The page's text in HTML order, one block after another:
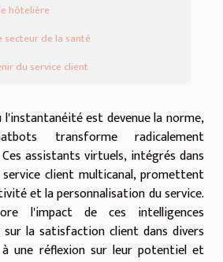
hôtelière
secteur de la santé
du service client
l'instantanéité est devenue la norme,
transforme radicalement
assistants virtuels, intégrés dans
client multicanal, promettent
et la personnalisation du service.
l'impact de ces intelligences
sur la satisfaction client dans divers
une réflexion sur leur potentiel et